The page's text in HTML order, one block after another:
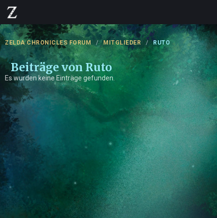
ZELDA CHRONICLES FORUM MITGLIEDER RUTO
Beiträge von Ruto
Es wurden keine Einträge gefunden.